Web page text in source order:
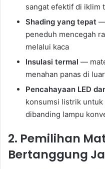
sangat efektif di iklim
Shading yang tepat —
peneduh mencegah
melalui kaca
Insulasi termal —
menahan panas di
Pencahayaan LED
konsumsi listrik untuk
dibanding lampu
2. Pemilihan
Bertanggung